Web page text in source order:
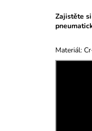
Zajistěte
Materiál: